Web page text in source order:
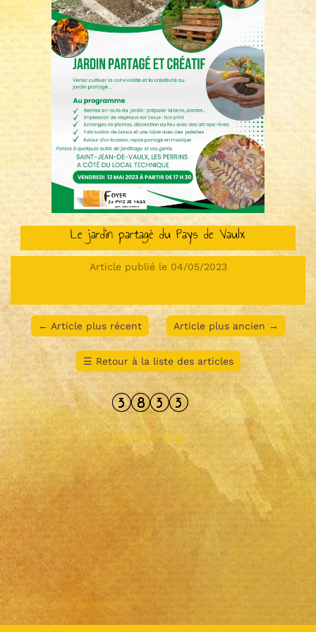
Le jardin partagé du Pays de Vaulx
Article publié le 04/05/2023
← Article plus récent Article plus ancien →
☰ Retour à la liste des articles
compteur blog